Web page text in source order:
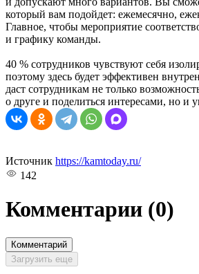
который вам подойдет: ежемесячно,
Главное, чтобы мероприятие
и графику команды.
40 % сотрудников чувствуют себя
поэтому здесь будет эффективен
даст сотрудникам не только
о друге и поделиться интересами, но и
Источник https://kamtoday.ru/
142
Комментарии (0)
Комментарий
Загрузить еще